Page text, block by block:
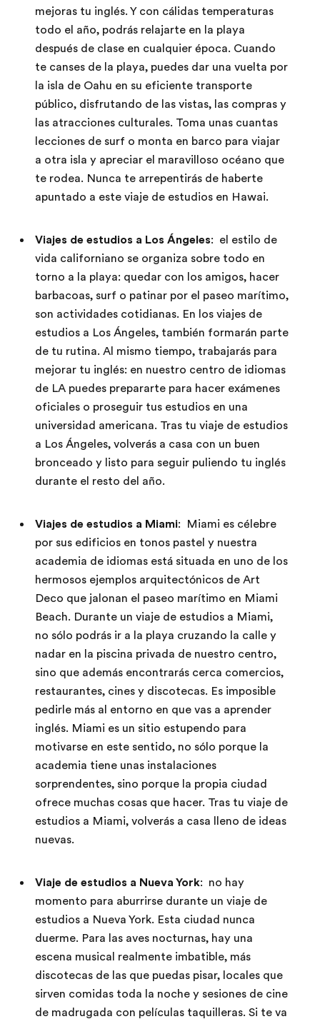
mejoras tu inglés. Y con cálidas temperaturas
todo el año, podrás relajarte en la playa
después de clase en cualquier época. Cuando
te canses de la playa, puedes dar una vuelta por
la isla de Oahu en su eficiente transporte
público, disfrutando de las vistas, las compras y
las atracciones culturales. Toma unas cuantas
lecciones de surf o monta en barco para viajar
a otra isla y apreciar el maravilloso océano que
te rodea. Nunca te arrepentirás de haberte
apuntado a este viaje de estudios en Hawai.
Viajes de estudios a Los Ángeles: el estilo de
vida californiano se organiza sobre todo en
torno a la playa: quedar con los amigos, hacer
barbacoas, surf o patinar por el paseo marítimo,
son actividades cotidianas. En los viajes de
estudios a Los Ángeles, también formarán parte
de tu rutina. Al mismo tiempo, trabajarás para
mejorar tu inglés: en nuestro centro de idiomas
de LA puedes prepararte para hacer exámenes
oficiales o proseguir tus estudios en una
universidad americana. Tras tu viaje de estudios
a Los Ángeles, volverás a casa con un buen
bronceado y listo para seguir puliendo tu inglés
durante el resto del año.
Viajes de estudios a Miami: Miami es célebre
por sus edificios en tonos pastel y nuestra
academia de idiomas está situada en uno de los
hermosos ejemplos arquitectónicos de Art
Deco que jalonan el paseo marítimo en Miami
Beach. Durante un viaje de estudios a Miami,
no sólo podrás ir a la playa cruzando la calle y
nadar en la piscina privada de nuestro centro,
sino que además encontrarás cerca comercios,
restaurantes, cines y discotecas. Es imposible
pedirle más al entorno en que vas a aprender
inglés. Miami es un sitio estupendo para
motivarse en este sentido, no sólo porque la
academia tiene unas instalaciones
sorprendentes, sino porque la propia ciudad
ofrece muchas cosas que hacer. Tras tu viaje de
estudios a Miami, volverás a casa lleno de ideas
nuevas.
Viaje de estudios a Nueva York: no hay
momento para aburrirse durante un viaje de
estudios a Nueva York. Esta ciudad nunca
duerme. Para las aves nocturnas, hay una
escena musical realmente imbatible, más
discotecas de las que puedas pisar, locales que
sirven comidas toda la noche y sesiones de cine
de madrugada con películas taquilleras. Si te va